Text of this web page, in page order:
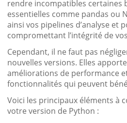
rendre incompatibles certaines
essentielles comme pandas ou
ainsi vos pipelines d’analyse et
compromettant l’intégrité de
Cependant, il ne faut pas
nouvelles versions. Elles
améliorations de performance
fonctionnalités qui peuvent
Voici les principaux éléments à
votre version de Python :